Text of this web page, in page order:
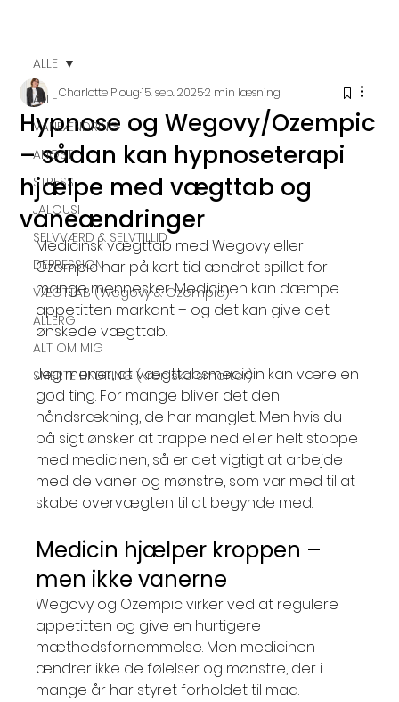
ALLE
VANEÆNDRING
ANGST
STRESS
JALOUSI
SELVVÆRD & SELVTILLID
DEPRESSION
VÆGTTAB (Wegovy & Ozempic)
ALLERGI
ALT OM MIG
SMERTE LINDRING (kroniske smerter)
ALLE
Hypnose og Wegovy/Ozempic
– sådan kan hypnoseterapi
hjælpe med vægttab og
vaneændringer
Charlotte Ploug15. sep. 20252 min læsning
Medicinsk vægttab med Wegovy eller
Ozempic har på kort tid ændret spillet for
mange mennesker. Medicinen kan dæmpe
appetitten markant – og det kan give det
ønskede vægttab.
Jeg mener, at vægttabsmedicin kan være en
god ting. For mange bliver det den
håndsrækning, de har manglet. Men hvis du
på sigt ønsker at trappe ned eller helt stoppe
med medicinen, så er det vigtigt at arbejde
med de vaner og mønstre, som var med til at
skabe overvægten til at begynde med.
Medicin hjælper kroppen –
men ikke vanerne
Wegovy og Ozempic virker ved at regulere
appetitten og give en hurtigere
mæthedsfornemmelse. Men medicinen
ændrer ikke de følelser og mønstre, der i
mange år har styret forholdet til mad.